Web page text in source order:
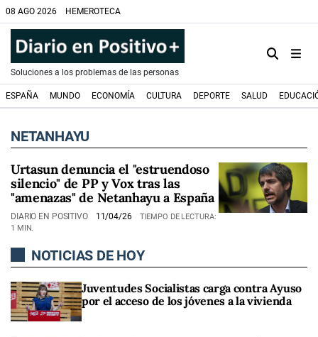
08 AGO 2026 HEMEROTECA
Soluciones a los problemas de las personas
ESPAÑA MUNDO ECONOMÍA CULTURA DEPORTE SALUD
NETANHAYU
Urtasun denuncia el "estruendoso
silencio" de PP y Vox tras las
"amenazas" de Netanhayu a España
DIARIO EN POSITIVO 11/04/26
TIEMPO DE LECTURA:
1 MIN.
NOTICIAS DE HOY
Juventudes Socialistas carga contra Ayuso
por el acceso de los jóvenes a la vivienda